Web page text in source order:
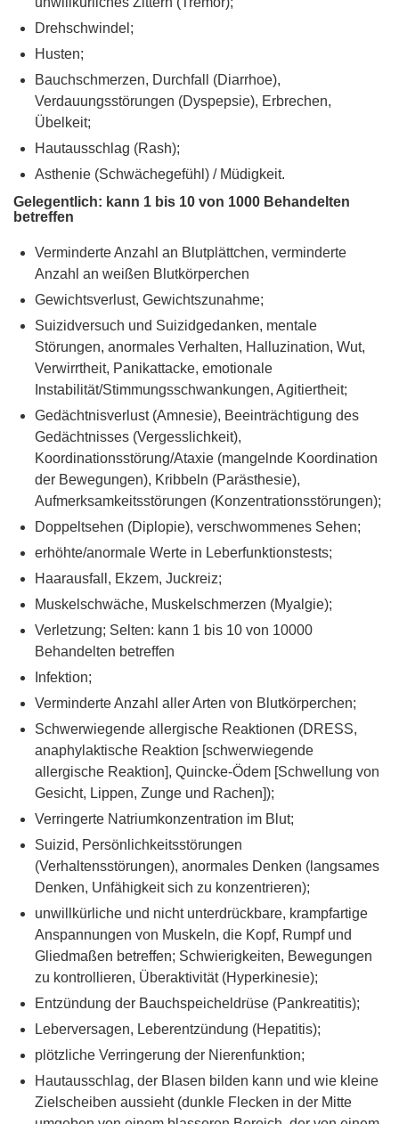
Drehschwindel;
Husten;
Bauchschmerzen, Durchfall (Diarrhoe),
Verdauungsstörungen (Dyspepsie), Erbrechen,
Übelkeit;
Hautausschlag (Rash);
Asthenie (Schwächegefühl) / Müdigkeit.
Gelegentlich: kann 1 bis 10 von 1000 Behandelten
betreffen
Verminderte Anzahl an Blutplättchen, verminderte
Anzahl an weißen Blutkörperchen
Gewichtsverlust, Gewichtszunahme;
Suizidversuch und Suizidgedanken, mentale
Störungen, anormales Verhalten, Halluzination, Wut,
Verwirrtheit, Panikattacke, emotionale
Instabilität/Stimmungsschwankungen, Agitiertheit;
Gedächtnisverlust (Amnesie), Beeinträchtigung des
Gedächtnisses (Vergesslichkeit),
Koordinationsstörung/Ataxie (mangelnde Koordination
der Bewegungen), Kribbeln (Parästhesie),
Aufmerksamkeitsstörungen (Konzentrationsstörungen);
Doppeltsehen (Diplopie), verschwommenes Sehen;
erhöhte/anormale Werte in Leberfunktionstests;
Haarausfall, Ekzem, Juckreiz;
Muskelschwäche, Muskelschmerzen (Myalgie);
Verletzung; Selten: kann 1 bis 10 von 10000
Behandelten betreffen
Infektion;
Verminderte Anzahl aller Arten von Blutkörperchen;
Schwerwiegende allergische Reaktionen (DRESS,
anaphylaktische Reaktion [schwerwiegende
allergische Reaktion], Quincke-Ödem [Schwellung von
Gesicht, Lippen, Zunge und Rachen]);
Verringerte Natriumkonzentration im Blut;
Suizid, Persönlichkeitsstörungen
(Verhaltensstörungen), anormales Denken (langsames
Denken, Unfähigkeit sich zu konzentrieren);
unwillkürliche und nicht unterdrückbare, krampfartige
Anspannungen von Muskeln, die Kopf, Rumpf und
Gliedmaßen betreffen; Schwierigkeiten, Bewegungen
zu kontrollieren, Überaktivität (Hyperkinesie);
Entzündung der Bauchspeicheldrüse (Pankreatitis);
Leberversagen, Leberentzündung (Hepatitis);
plötzliche Verringerung der Nierenfunktion;
Hautausschlag, der Blasen bilden kann und wie kleine
Zielscheiben aussieht (dunkle Flecken in der Mitte